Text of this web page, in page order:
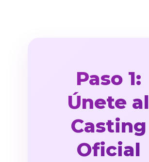
Paso 1:
Únete al
Casting
Oficial